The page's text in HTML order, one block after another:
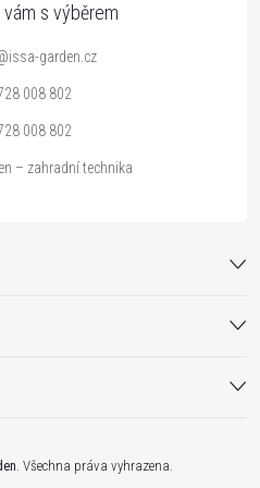
issa-garden.cz
008 802
008 802
– zahradní technika
. Všechna práva vyhrazena.